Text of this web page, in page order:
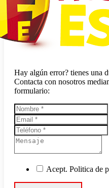
Hay algún error? tienes una
Contacta con nosotros
formulario:
Acept. Politica de